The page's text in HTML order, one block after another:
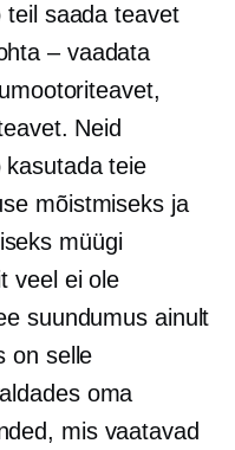
saada teavet
– vaadata
Neid
kasutada teie
mõistmiseks ja
müügi
veel ei ole
suundumus ainult
on selle
oma
mis vaatavad